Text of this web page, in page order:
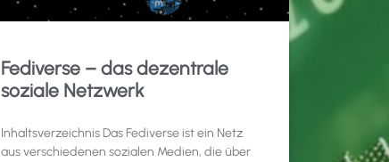
Fediverse – das dezentrale
soziale Netzwerk
Inhaltsverzeichnis Das Fediverse ist ein Netz
aus verschiedenen sozialen Medien, die über